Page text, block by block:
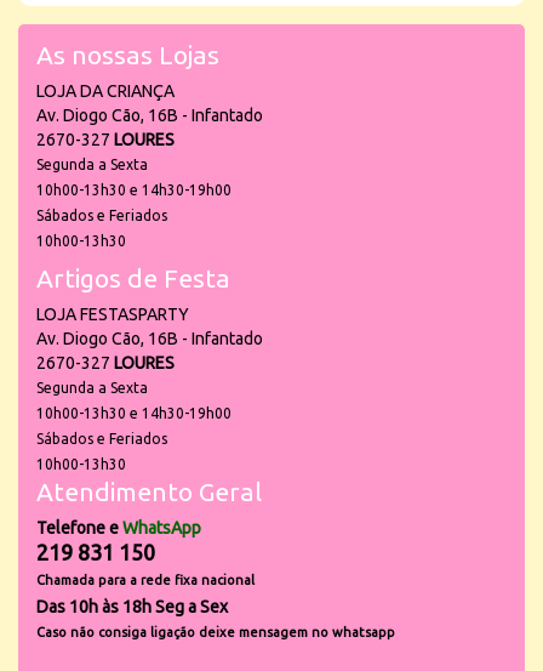
As nossas Lojas
LOJA DA CRIANÇA
Av. Diogo Cão, 16B - Infantado
2670-327 LOURES
Segunda a Sexta
10h00-13h30 e 14h30-19h00
Sábados e Feriados
10h00-13h30
Artigos de Festa
LOJA FESTASPARTY
Av. Diogo Cão, 16B - Infantado
2670-327 LOURES
Segunda a Sexta
10h00-13h30 e 14h30-19h00
Sábados e Feriados
10h00-13h30
Atendimento Geral
Telefone eWhatsApp
219 831 150
Chamada para a rede fixa nacional
Das 10h às 18h Seg a Sex
Caso não consiga ligação deixe mensagem no whatsapp